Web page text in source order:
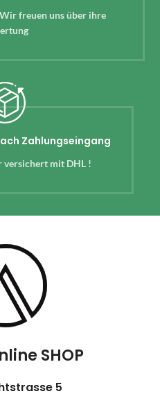
freuen uns über ihre
Zahlungseingang
versichert mit DHL !
SHOP
5